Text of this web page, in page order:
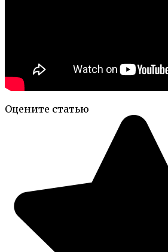
Оцените статью